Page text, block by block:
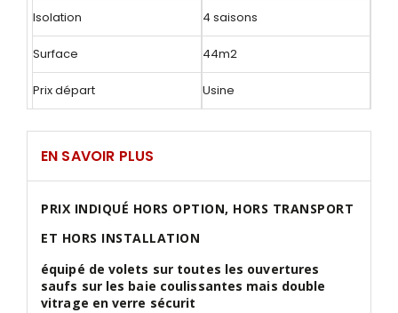
Isolation 4 saisons
Surface 44m2
Prix départ Usine
EN SAVOIR PLUS
PRIX INDIQUÉ HORS OPTION, HORS TRANSPORT
ET HORS INSTALLATION
équipé de volets sur toutes les ouvertures
saufs sur les baie coulissantes mais double
vitrage en verre sécurit